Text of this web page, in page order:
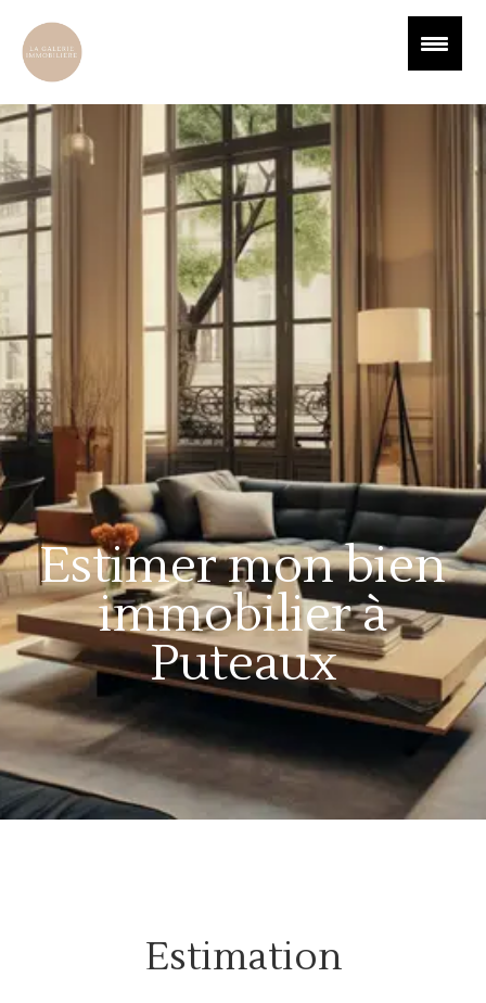
Estimer mon bien
immobilier à
Puteaux
Estimation